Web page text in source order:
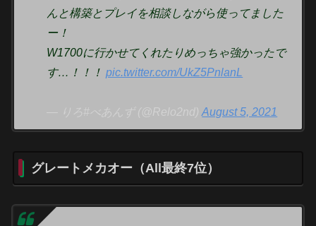
んと構築とプレイを相談しながら使ってました
ー！
W1700に行かせてくれたりめっちゃ強かったで
す…！！！pic.twitter.com/UkZ5PnlanL
— りろ#べあんず (@Relo2nd)August 5, 2021
グレートメカオー（All最終7位）